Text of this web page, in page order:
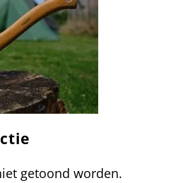
getoond worden.